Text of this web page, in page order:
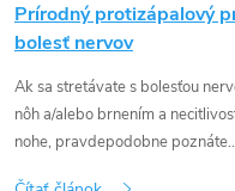
Prírodný protizápalový
bolesť nervov
Ak sa stretávate s bolesťou
nôh a/alebo brnením a
nohe, pravdepodobne